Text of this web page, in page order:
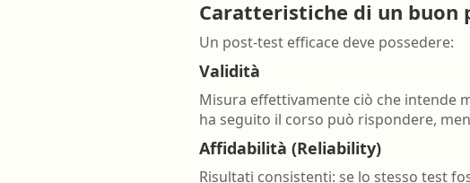
Caratteristiche di un buon
Un post-test efficace deve possedere:
Validità
Misura effettivamente ciò che intende
ha seguito il corso può rispondere,
Affidabilità (Reliability)
Risultati consistenti: se lo stesso test